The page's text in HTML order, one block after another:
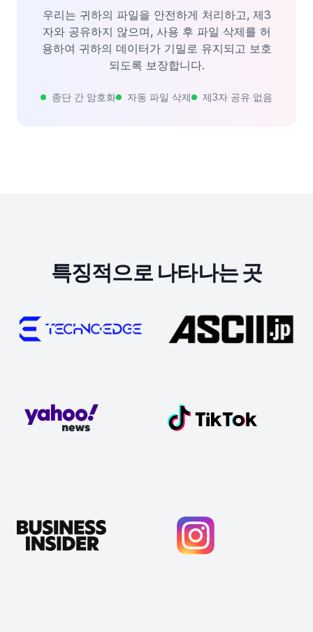
우리는 귀하의 파일을 안전하게 처리하고, 제3
자와 공유하지 않으며, 사용 후 파일 삭제를 허
용하여 귀하의 데이터가 기밀로 유지되고 보호
되도록 보장합니다.
종단 간 암호화 자동 파일 삭제 제3자 공유 없음
특징적으로 나타나는 곳